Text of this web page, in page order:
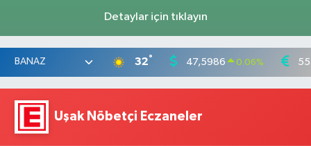
Detaylar için tıklayın
32° 47,5986 0.06%
Uşak Nöbetçi Eczaneler